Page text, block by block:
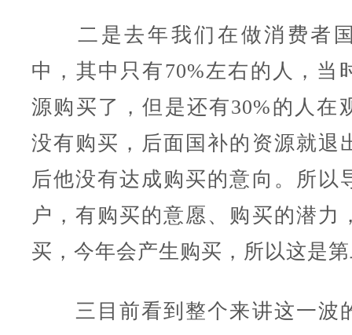
二是去年我们在做消费者
中，其中只有70%左右的人，当
源购买了，但是还有30%的人在
没有购买，后面国补的资源就退
后他没有达成购买的意向。所以
户，有购买的意愿、购买的潜力
买，今年会产生购买，所以这是
三目前看到整个来讲这一波